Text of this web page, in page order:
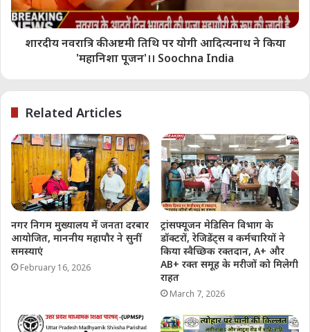
Soochna India
सूचना इंडिया न्यूज़ चैनल के
अनुभवी पत्रकारों और लेखकों की
पूरी टीम काम कर रही हैं, सूचना
इंडिया के एडिटोरियल टीम के पास
राजनीति, सामाजिक मुद्दों, और
अर्थव्यवस्था पर उनकी रिपोर्ट्स
और लेखन शैली ने उन्हें मीडिया
जगत में विशेष पहचान दिलाई है।
सूचना इंडिया ने विगत 15 वर्षों में
कई महत्वपूर्ण रिपोर्ट्स का नेतृत्व
किया है और पत्रकारिता में
निष्पक्षता और नैतिकता के प्रति
उनकी प्रतिबद्धता ने उन्हें एक
उन्होंने अपने काम के लिए कई
शारदीय नवरात्रि की अष्टमी तिथि पर योगी आदित्यनाथ ने किया
'महानिशा पूजन'।। Soochna India
Related Articles
नगर निगम मुख्यालय में जनता दरबार
आयोजित, माननीय महापौर ने सुनीं
समस्याएं
February 16, 2026
ट्रांसफ्यूजन मेडिसिन विभाग के
डॉक्टरों, रेजिडेंट्स व कर्मचारियों ने
किया स्वैच्छिक रक्तदान, A+ और
AB+ रक्त समूह के मरीजों को मिलेगी
राहत
March 7, 2026